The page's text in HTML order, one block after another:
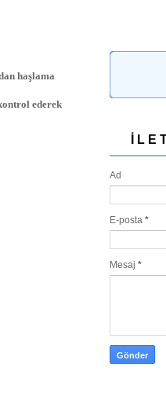
haşlama
ederek
Ad
E-posta *
Mesaj *